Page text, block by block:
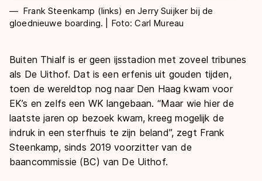
Frank Steenkamp (links) en Jerry Suijker bij de
gloednieuwe boarding. | Foto: Carl Mureau
Buiten Thialf is er geen ijsstadion met zoveel tribunes
als De Uithof. Dat is een erfenis uit gouden tijden,
toen de wereldtop nog naar Den Haag kwam voor
EK’s en zelfs een WK langebaan. “Maar wie hier de
laatste jaren op bezoek kwam, kreeg mogelijk de
indruk in een sterfhuis te zijn beland”, zegt Frank
Steenkamp, sinds 2019 voorzitter van de
baancommissie (BC) van De Uithof.